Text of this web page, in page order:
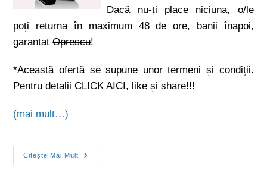
Dacă nu-ți place niciuna, o/le
poți returna în maximum 48 de ore, banii înapoi,
garantatOprescu!
*Această ofertă se supune unor termeni și condiții.
Pentru detalii CLICK AICI, like și share!!!
(mai mult…)
Citește Mai Mult